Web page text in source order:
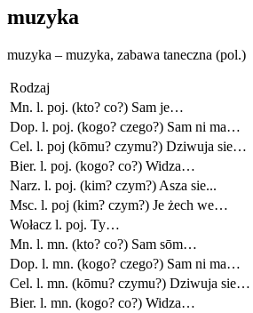
muzyka
muzyka – muzyka, zabawa taneczna (pol.)
Rodzaj
Mn. l. poj. (kto? co?) Sam je…
Dop. l. poj. (kogo? czego?) Sam ni ma…
Cel. l. poj (kōmu? czymu?) Dziwuja sie…
Bier. l. poj. (kogo? co?) Widza…
Narz. l. poj. (kim? czym?) Asza sie...
Msc. l. poj (kim? czym?) Je żech we…
Wołacz l. poj. Ty…
Mn. l. mn. (kto? co?) Sam sōm…
Dop. l. mn. (kogo? czego?) Sam ni ma…
Cel. l. mn. (kōmu? czymu?) Dziwuja sie…
Bier. l. mn. (kogo? co?) Widza…